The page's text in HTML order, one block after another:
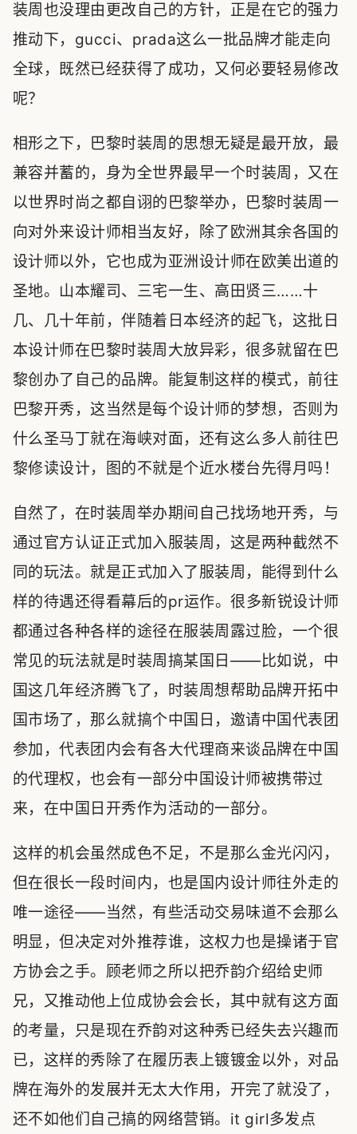
装周也没理由更改自己的方针，正是在它的强力
推动下，gucci、prada这么一批品牌才能走向
全球，既然已经获得了成功，又何必要轻易修改
呢？
相形之下，巴黎时装周的思想无疑是最开放，最
兼容并蓄的，身为全世界最早一个时装周，又在
以世界时尚之都自诩的巴黎举办，巴黎时装周一
向对外来设计师相当友好，除了欧洲其余各国的
设计师以外，它也成为亚洲设计师在欧美出道的
圣地。山本耀司、三宅一生、高田贤三……十
几、几十年前，伴随着日本经济的起飞，这批日
本设计师在巴黎时装周大放异彩，很多就留在巴
黎创办了自己的品牌。能复制这样的模式，前往
巴黎开秀，这当然是每个设计师的梦想，否则为
什么圣马丁就在海峡对面，还有这么多人前往巴
黎修读设计，图的不就是个近水楼台先得月吗！
自然了，在时装周举办期间自己找场地开秀，与
通过官方认证正式加入服装周，这是两种截然不
同的玩法。就是正式加入了服装周，能得到什么
样的待遇还得看幕后的pr运作。很多新锐设计师
都通过各种各样的途径在服装周露过脸，一个很
常见的玩法就是时装周搞某国日——比如说，中
国这几年经济腾飞了，时装周想帮助品牌开拓中
国市场了，那么就搞个中国日，邀请中国代表团
参加，代表团内会有各大代理商来谈品牌在中国
的代理权，也会有一部分中国设计师被携带过
来，在中国日开秀作为活动的一部分。
这样的机会虽然成色不足，不是那么金光闪闪，
但在很长一段时间内，也是国内设计师往外走的
唯一途径——当然，有些活动交易味道不会那么
明显，但决定对外推荐谁，这权力也是操诸于官
方协会之手。顾老师之所以把乔韵介绍给史师
兄，又推动他上位成协会会长，其中就有这方面
的考量，只是现在乔韵对这种秀已经失去兴趣而
已，这样的秀除了在履历表上镀镀金以外，对品
牌在海外的发展并无太大作用，开完了就没了，
还不如他们自己搞的网络营销。it girl多发点